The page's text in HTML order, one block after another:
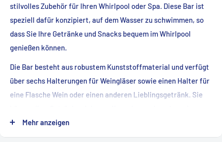
stilvolles Zubehör für Ihren Whirlpool oder Spa. Diese Bar ist
speziell dafür konzipiert, auf dem Wasser zu schwimmen, so
dass Sie Ihre Getränke und Snacks bequem im Whirlpool
genießen können.
Die Bar besteht aus robustem Kunststoffmaterial und verfügt
über sechs Halterungen für Weingläser sowie einen Halter für
eine Flasche Wein oder einen anderen Lieblingsgetränk. Sie
umkippen oder herunterfallen.
Mehr anzeigen